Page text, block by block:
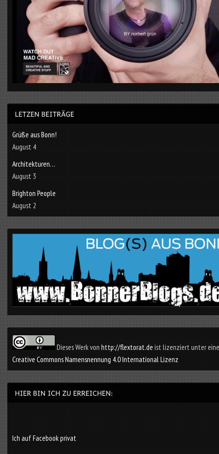
Grüße aus Bonn!
August 4
Architekturen…
August 3
Brighton People
August 2
Dieses Werk von http://flextorat.de ist lizenziert unter
Creative Commons Namensnennung 4.0 International Lizenz
Ich auf Facebook privat